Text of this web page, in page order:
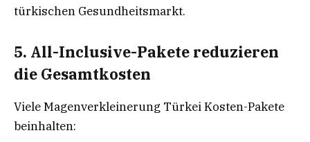
türkischen Gesundheitsmarkt.
5. All-Inclusive-Pakete reduzieren
die Gesamtkosten
Viele Magenverkleinerung Türkei Kosten-Pakete
beinhalten: